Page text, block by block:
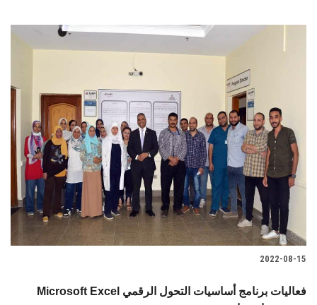
2022-08-15
Microsoft Excel فعاليات برنامج أساسيات التحول الرقمي